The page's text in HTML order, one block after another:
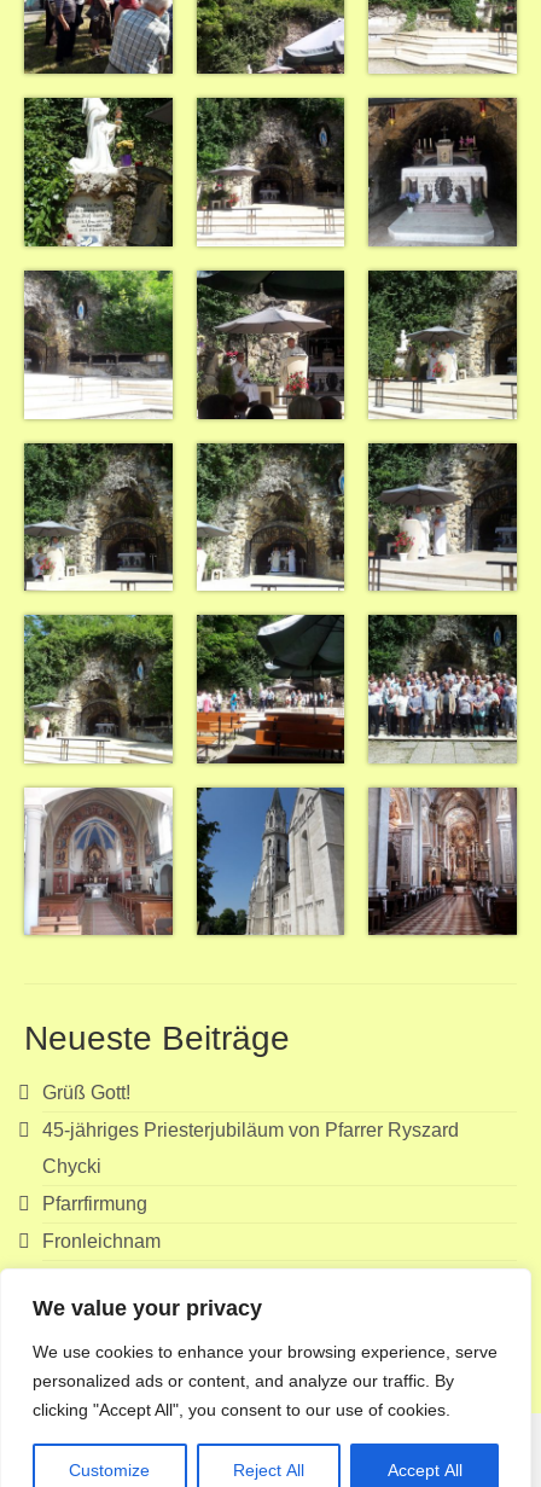
We value your privacy
We use cookies to enhance your browsing experience, serve
personalized ads or content, and analyze our traffic. By
clicking "Accept All", you consent to our use of cookies.
Customize Reject All Accept All
Neueste Beiträge
Grüß Gott!
45-jähriges Priesterjubiläum von Pfarrer Ryszard
Chycki
Pfarrfirmung
Fronleichnam
Suchen
nach:
© 2026 Pfarre Echsenbach